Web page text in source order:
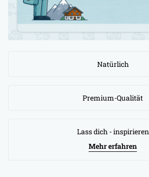
Natürlich
Premium-Qualität
Lass dich - inspirieren
Mehr erfahren